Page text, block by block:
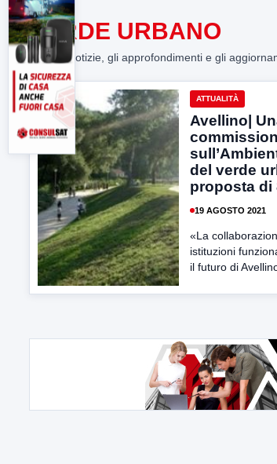
VERDE URBANO
Tutte le notizie, gli approfondimenti e gli
ATTUALITÀ
Avellino|
del verde
proposta di
19 AGOSTO 2021
«La
istituzioni
il futuro di